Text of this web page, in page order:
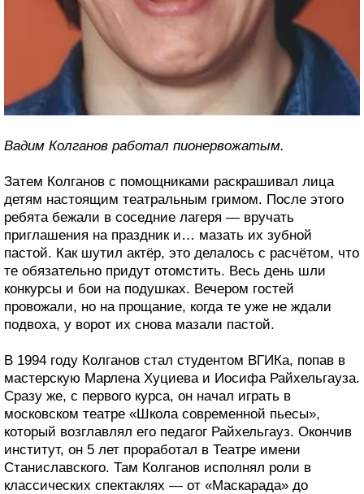
Вадим Колганов работал пионервожатым.
Затем Колганов с помощниками раскрашивал лица
детям настоящим театральным гримом. После этого
ребята бежали в соседние лагеря — вручать
приглашения на праздник и… мазать их зубной
пастой. Как шутил актёр, это делалось с расчётом, что
те обязательно придут отомстить. Весь день шли
конкурсы и бои на подушках. Вечером гостей
провожали, но на прощание, когда те уже не ждали
подвоха, у ворот их снова мазали пастой.
В 1994 году Колганов стал студентом ВГИКа, попав в
мастерскую Марлена Хуциева и Иосифа Райхельгауза.
Сразу же, с первого курса, он начал играть в
московском театре «Школа современной пьесы»,
который возглавлял его педагог Райхельгауз. Окончив
институт, он 5 лет проработал в Театре имени
Станиславского. Там Колганов исполнял роли в
классических спектаклях — от «Маскарада» до